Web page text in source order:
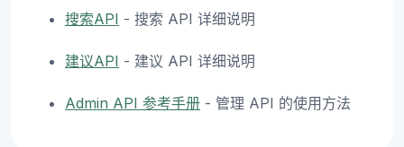
搜索API - 搜索 API 详细说明
建议API - 建议 API 详细说明
Admin API 参考手册 - 管理 API 的使用方法